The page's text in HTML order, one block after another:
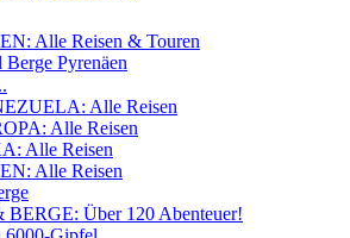
Alle Reisen & Touren
Pyrenäen
Alle Reisen
Alle Reisen
Alle Reisen
Alle Reisen
BERGE: Über 120 Abenteuer!